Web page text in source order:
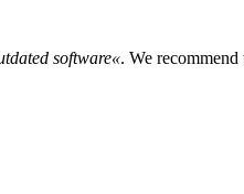
software«. We